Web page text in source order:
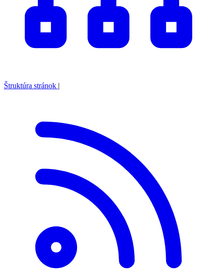
Štruktúra stránok |